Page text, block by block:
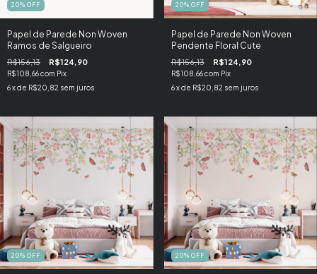
20% OFF
Papel de Parede Non Woven
Ramos de Salgueiro
R$156,13 R$124,90
R$108,66com Pix
6x de R$20,82 sem juros
20% OFF
Papel de Parede Non Woven
Pendente Floral Cute
R$156,13 R$124,90
R$108,66com Pix
6 x de R$20,82 sem juros
20% OFF 20% OFF